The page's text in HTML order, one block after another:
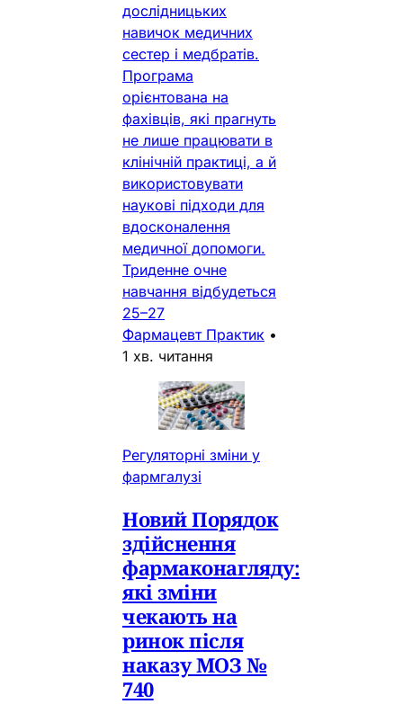
дослідницьких
навичок медичних
сестер і медбратів.
Програма
орієнтована на
фахівців, які прагнуть
не лише працювати в
клінічній практиці, а й
використовувати
наукові підходи для
вдосконалення
медичної допомоги.
Триденне очне
навчання відбудеться
25–27
Фармацевт Практик •
1 хв. читання
Регуляторні зміни у
фармгалузі
Новий Порядок
здійснення
фармаконагляду:
які зміни
чекають на
ринок після
наказу МОЗ №
740